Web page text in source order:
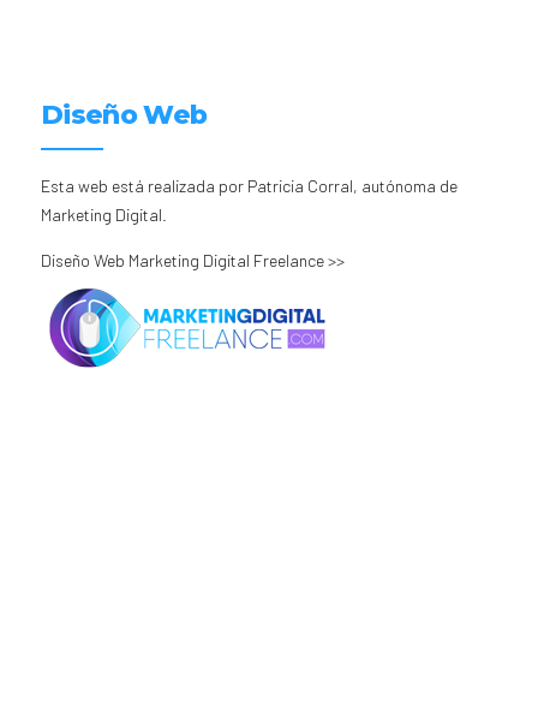
Diseño Web
Esta web está realizada por Patricia Corral, autónoma de
Marketing Digital.
Diseño Web Marketing Digital Freelance >>